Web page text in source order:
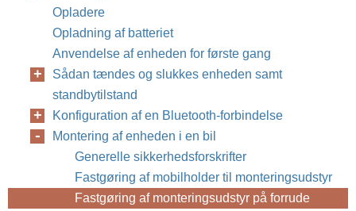
Opladere
Opladning af batteriet
Anvendelse af enheden for første gang
Sådan tændes og slukkes enheden samt
standbytilstand
Konfiguration af en Bluetooth-forbindelse
Montering af enheden i en bil
Generelle sikkerhedsforskrifter
Fastgøring af mobilholder til monteringsudstyr
Fastgøring af monteringsudstyr på forrude